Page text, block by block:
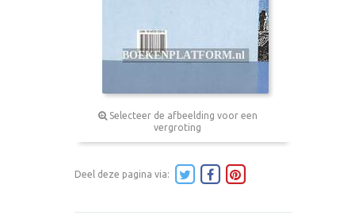
Selecteer de afbeelding voor een
vergroting
Deel deze pagina via: